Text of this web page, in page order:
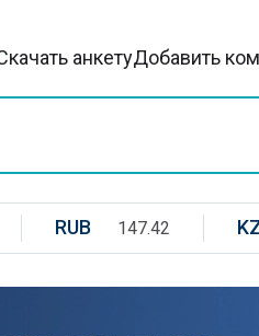
анкетуДобавить
RUB 147.42